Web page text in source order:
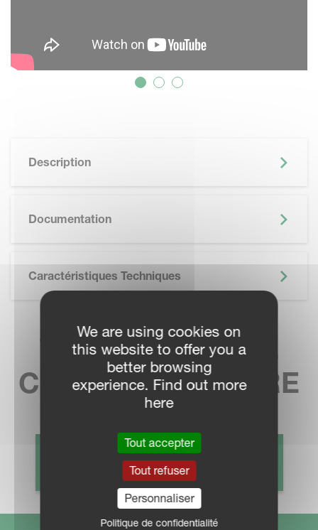
Description
Documentation
Caractéristiques Techniques
TROUVEZ VOTRE
CONCESSIONNAIRE
CONTACT COMMERCIAL
We are using cookies on
this website to offer you a
better browsing
experience. Find out more
here
Tout accepter
Tout refuser
Personnaliser
Politique de confidentialité